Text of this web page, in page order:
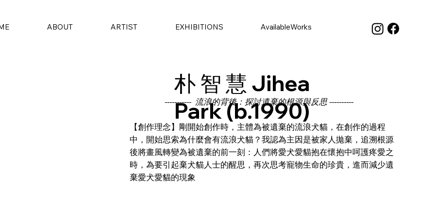
ABOUT ARTIST EXHIBITIONS AvailableWorks
朴 智 慧 Jihea
Park (b.1990)
----------- 流浪的背後：探討遺棄的根源與反思 ----------
【創作理念】剛開始創作時，主體為被遺棄的流浪犬貓，在創作的過程
中，開始思索為什麼會有流浪犬貓？我認為主因是被家人拋棄，追溯根源
後將畫風轉變為被遺棄的前一刻：人們將愛犬愛貓抱在懷抱中呵護疼愛之
時，為要引起棄犬貓人士的醒思，再次思考寵物生命的珍貴，進而減少遺
棄愛犬愛貓的現象